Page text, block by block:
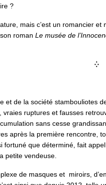
?
mais c’est un romancier
roman Le musée de
⁛
et de la société
ruptures et fausses
sans cesse
après la première
que déterminé, fait
petite vendeuse.
de masques et miroirs,